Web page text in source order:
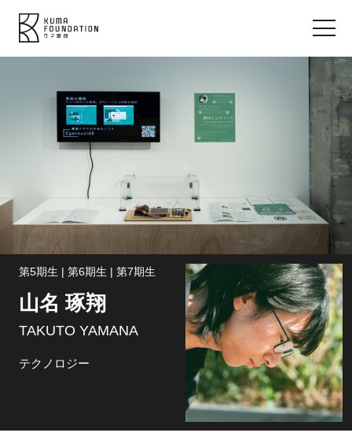
第5期生 | 第6期生 | 第7期生
山名 琢翔
TAKUTO YAMANA
テクノロジー